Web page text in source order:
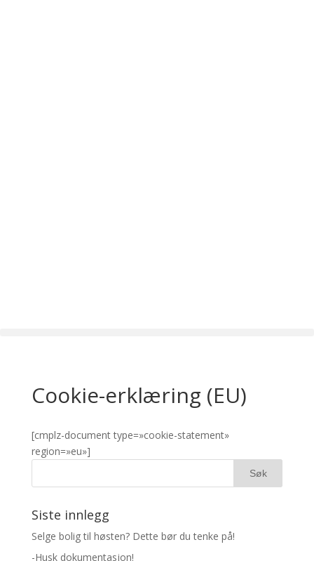
Cookie-erklæring (EU)
[cmplz-document type=»cookie-statement»
region=»eu»]
Siste innlegg
Selge bolig til høsten? Dette bør du tenke på!
-Husk dokumentasjon!